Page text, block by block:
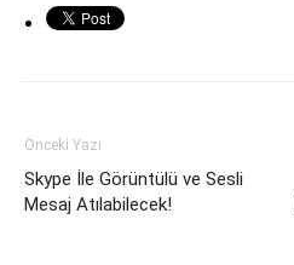
Önceki Yazı
Skype İle Görüntülü ve Sesli
Mesaj Atılabilecek!